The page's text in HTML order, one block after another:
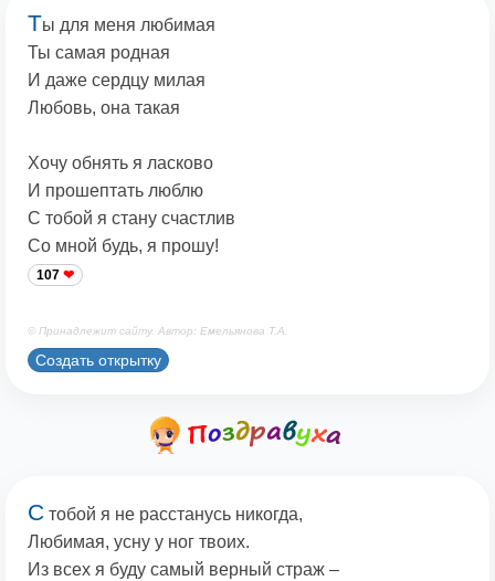
Ты для меня любимая
Ты самая родная
И даже сердцу милая
Любовь, она такая
Хочу обнять я ласково
И прошептать люблю
С тобой я стану счастлив
Со мной будь, я прошу!
107
© Принадлежит сайту. Автор: Емельянова Т.А.
Создать открытку
С тобой я не расстанусь никогда,
Любимая, усну у ног твоих.
Из всех я буду самый верный страж –